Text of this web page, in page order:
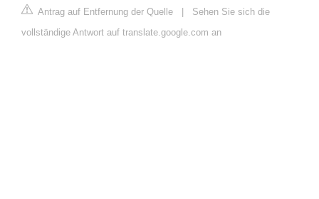
Antrag auf Entfernung der Quelle | Sehen Sie sich die
vollständige Antwort auf translate.google.com an